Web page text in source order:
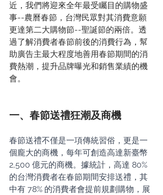
近，我們將迎來全年最受矚目的購物盛
事--農曆春節，台灣民眾對其消費意願
更達第二大購物節--聖誕節的兩倍。透
過了解消費者春節前後的消費行為，幫
助廣告主最大程度地善用春節期間的消
費熱潮，提升品牌曝光和銷售業績的機
會。
一、春節送禮狂潮及商機
春節送禮不僅是一項傳統習俗，更是一
個龐大的商機，每年可創造高達新臺幣
2,500 億元的商機。據統計，高達 80%
的台灣消費者在春節期間安排送禮，其
中有 78% 的消費者會提前規劃購物，展